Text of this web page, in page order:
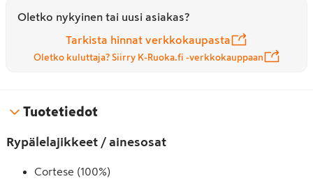
Oletko nykyinen tai uusi asiakas?
Tarkista hinnat verkkokaupasta
Oletko kuluttaja? Siirry K-Ruoka.fi -verkkokauppaan
Tuotetiedot
Rypälelajikkeet / ainesosat
Cortese (100%)